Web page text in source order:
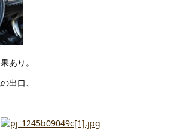
あり。
出口、